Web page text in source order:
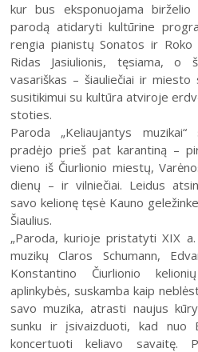
Integruotos
2026 (XXIII
2025 (XXII
2024 (XXI
2023 (XX
2022 (XIX
2021 (XVIII
2020 (XVII
2019 (XVI
2018 (XV
2004–2017 m.
kur bus eksponuojama
parodą atidaryti kultūrine
rengia pianistų Sonatos ir
Ridas Jasiulionis, tęsiama, o
vasariškas – šiauliečiai ir miesto
susitikimui su kultūra atviroje
stoties.
Paroda „Keliaujantys
pradėjo prieš pat karantiną –
vieno iš Čiurlionio miestų,
dienų – ir vilniečiai. Leidus
savo kelionę tęsė Kauno
Šiaulius.
„Paroda, kurioje pristatyti XIX
muzikų Claros Schumann,
Konstantino Čiurlionio
aplinkybės, suskamba kaip
savo muzika, atrasti naujus
sunku ir įsivaizduoti, kad nuo
koncertuoti keliavo savaitę.